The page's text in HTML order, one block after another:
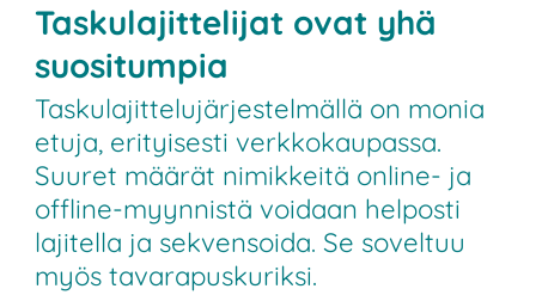
Taskulajittelijat ovat yhä
suositumpia
Taskulajittelujärjestelmällä on monia
etuja, erityisesti verkkokaupassa.
Suuret määrät nimikkeitä online- ja
offline-myynnistä voidaan helposti
lajitella ja sekvensoida. Se soveltuu
myös tavarapuskuriksi.